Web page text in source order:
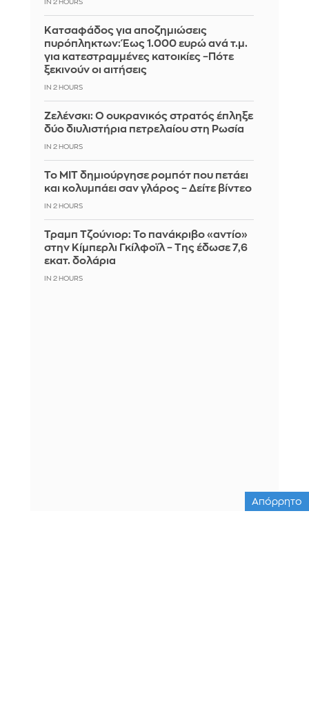
IN 2 HOURS
Κατσαφάδος για αποζημιώσεις
πυρόπληκτων: Έως 1.000 ευρώ ανά τ.μ.
για κατεστραμμένες κατοικίες –Πότε
ξεκινούν οι αιτήσεις
IN 2 HOURS
Ζελένσκι: Ο ουκρανικός στρατός έπληξε
δύο διυλιστήρια πετρελαίου στη Ρωσία
IN 2 HOURS
Το MIT δημιούργησε ρομπότ που πετάει
και κολυμπάει σαν γλάρος – Δείτε βίντεο
IN 2 HOURS
Τραμπ Τζούνιορ: Το πανάκριβο «αντίο»
στην Κίμπερλι Γκίλφοϊλ – Της έδωσε 7,6
εκατ. δολάρια
IN 2 HOURS
Απόρρητο